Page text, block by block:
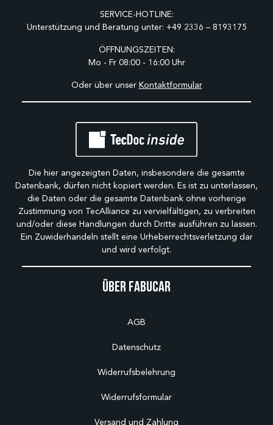
Über Fabucar
AGB
Datenschutz
Widerrufsbelehrung
Widerrufsformular
Versand und Zahlung
SERVICE-HOTLINE:
Unterstützung und Beratung unter: +49 2336 – 8193175
ÖFFNUNGSZEITEN:
Mo - Fr 08:00 - 16:00 Uhr
Oder über unser Kontaktformular
Die hier angezeigten Daten, insbesondere die gesamte
Datenbank, dürfen nicht kopiert werden. Es ist zu unterlassen,
die Daten oder die gesamte Datenbank ohne vorherige
Zustimmung von TecAlliance zu vervielfältigen, zu verbreiten
und/oder diese Handlungen durch Dritte ausführen zu lassen.
Ein Zuwiderhandeln stellt eine Urheberrechtsverletzung dar
und wird verfolgt.